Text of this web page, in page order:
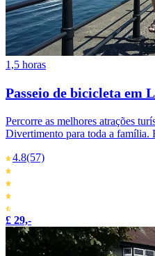
1,5 horas
Passeio de bicicleta em
Percorre as melhores atrações
Divertimento para toda a família.
4.8(57)
£ 29,-